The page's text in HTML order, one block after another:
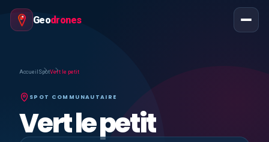
Geodrones
Accueil SpotVert le petit
SPOT COMMUNAUTAIRE
Vert le petit